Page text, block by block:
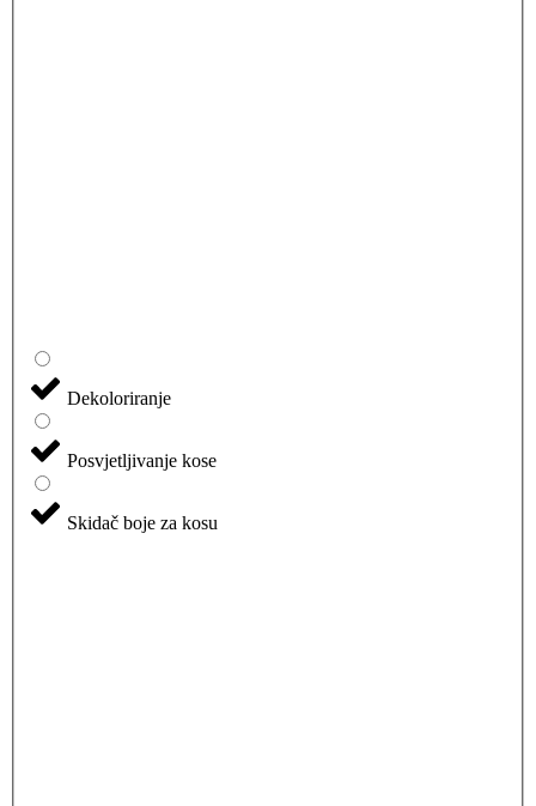
Dekoloriranje
Posvjetljivanje kose
Skidač boje za kosu